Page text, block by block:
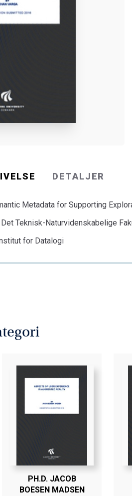
DETALJER
Metadata for Supporting
Det Teknisk-Naturvidenskabelige
for Datalogi
PH.D. JACOB
BOESEN MADSEN